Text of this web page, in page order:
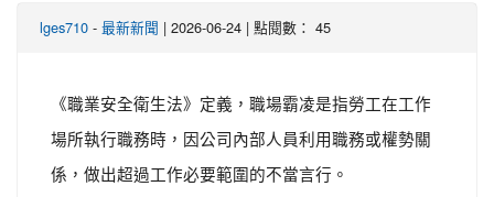
lges710 - 最新新聞 | 2026-06-24 | 點閱數： 45
《職業安全衛生法》定義，職場霸凌是指勞工在工作
場所執行職務時，因公司內部人員利用職務或權勢關
係，做出超過工作必要範圍的不當言行。